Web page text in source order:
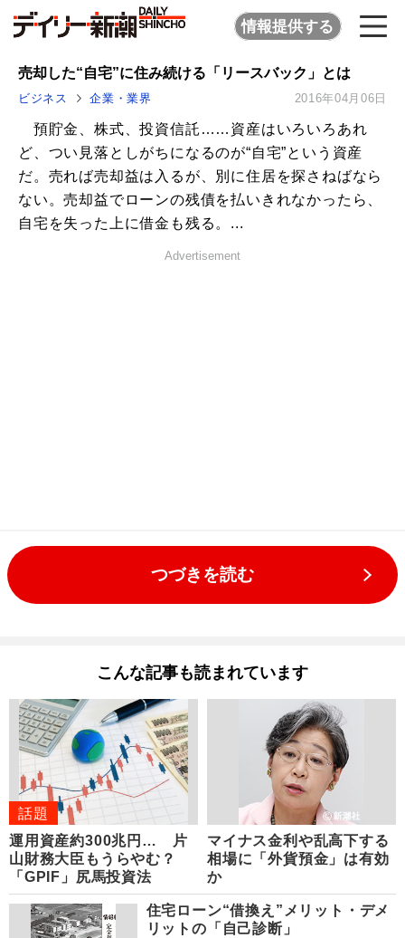
情報提供する
売却した“自宅”に住み続ける「リースバック」とは
ビジネス 企業・業界 2016年04月06日
預貯金、株式、投資信託……資産はいろいろあれ
ど、つい見落としがちになるのが“自宅”という資産
だ。売れば売却益は入るが、別に住居を探さねばなら
ない。売却益でローンの残債を払いきれなかったら、
自宅を失った上に借金も残る。...
Advertisement
つづきを読む
こんな記事も読まれています
話題
運用資産約300兆円… 片
山財務大臣もうらやむ？
「GPIF」尻馬投資法
マイナス金利や乱高下する
相場に「外貨預金」は有効
か
住宅ローン“借換え”メリット・デメ
リットの「自己診断」